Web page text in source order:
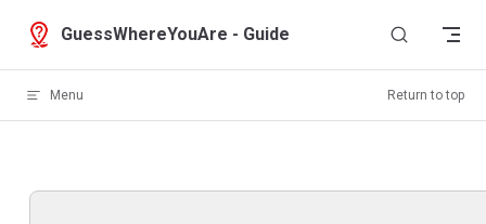
Skip to content
GuessWhereYouAre - Guide
Menu Return to top